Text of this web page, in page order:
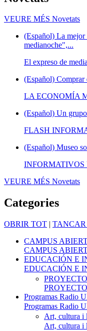
VEURE MÉS Novetats
(Español) La
medianoche",...
El expreso de
(Español)
LA ECONOMÍA
(Español) Un
FLASH
(Español) Museo
INFORMATIVOS
VEURE MÉS Novetats
Categories
OBRIR TOT |
CAMPUS
CAMPUS
EDUCACIÓN E
EDUCACIÓN E
Programas Radio
Programas Radio
Art, cultura i
Art, cultura i